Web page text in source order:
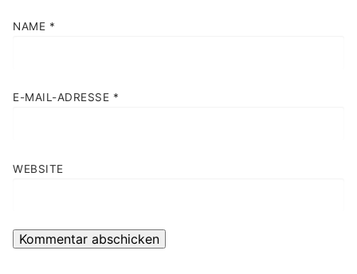
NAME *
E-MAIL-ADRESSE *
WEBSITE